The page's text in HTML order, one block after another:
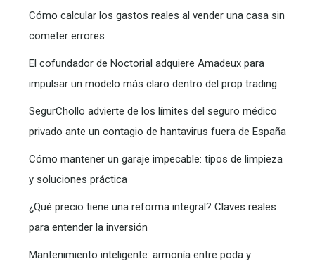
eficaces contra la alergia
Conoce todos los servicios que puede ofrecerte un vivero
Cómo calcular los gastos reales al vender una casa sin
cometer errores
El cofundador de Noctorial adquiere Amadeux para
impulsar un modelo más claro dentro del prop trading
SegurChollo advierte de los límites del seguro médico
privado ante un contagio de hantavirus fuera de España
Cómo mantener un garaje impecable: tipos de limpieza
y soluciones práctica
¿Qué precio tiene una reforma integral? Claves reales
para entender la inversión
Mantenimiento inteligente: armonía entre poda y